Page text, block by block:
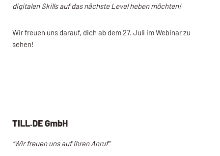
digitalen Skills auf das nächste Level heben möchten!
Wir freuen uns darauf, dich ab dem 27. Juli im Webinar zu
sehen!
TILL.DE GmbH
“Wir freuen uns auf Ihren Anruf”